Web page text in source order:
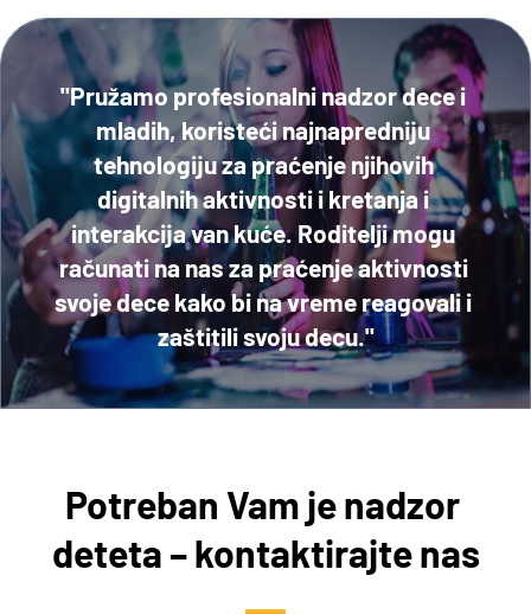
"Pružamo profesionalni nadzor dece i
mladih, koristeći najnapredniju
tehnologiju za praćenje njihovih
digitalnih aktivnosti i kretanja i
interakcija van kuće. Roditelji mogu
računati na nas za praćenje aktivnosti
svoje dece kako bi na vreme reagovali i
zaštitili svoju decu."
Potreban Vam je nadzor
deteta – kontaktirajte nas